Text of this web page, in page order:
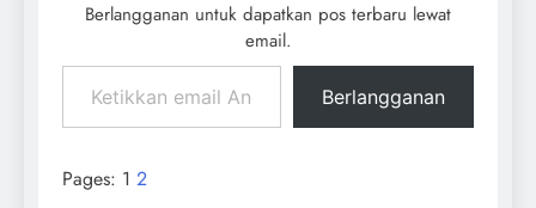
Berlangganan untuk dapatkan pos terbaru lewat
email.
Berlangganan
Pages: 1 2